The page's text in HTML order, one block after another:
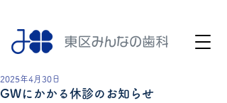
GWにかかる休診のお知らせ
2025年4月30日